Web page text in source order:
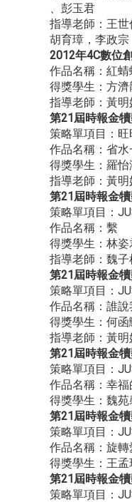
、彭玉君
指導老師：王世
胡育璋，李政宗
2012年4C數位
作品名稱：紅
得獎學生：方濟
指導老師：黃明
第21屆時報金
策略單項目：
作品名稱：省
得獎學生：羅怡
指導老師：黃
第21屆時報金
策略單項目：
作品名稱：繫
得獎學生：林姿
指導老師：魏子
第21屆時報金
策略單項目：
作品名稱：誰
得獎學生：何函
指導老師：黃明
第21屆時報金
策略單項目：
作品名稱：幸福
得獎學生：魏苑
第21屆時報金
策略單項目：
作品名稱：旋轉
得獎學生：王孟
第21屆時報金
策略單項目：